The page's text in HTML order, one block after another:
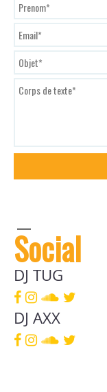
Social
DJ TUG
DJ AXX